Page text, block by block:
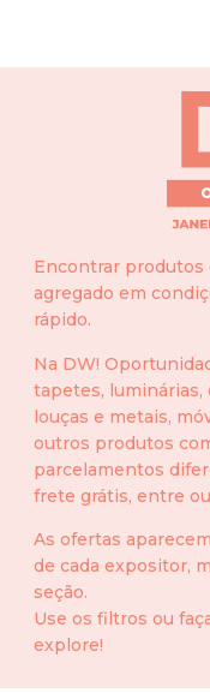
Encontrar produtos
agregado em
rápido.
Na DW!
tapetes, luminárias,
louças e metais,
outros produtos
parcelamentos
frete grátis, entre
As ofertas
de cada expositor,
seção.
Use os filtros ou
explore!